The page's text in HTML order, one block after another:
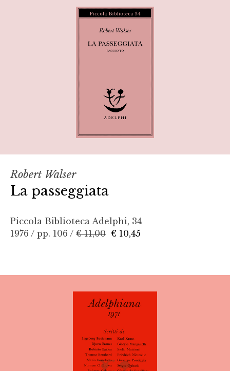
Robert Walser
La passeggiata
Piccola Biblioteca Adelphi, 34
1976 / pp. 106 / € 11,00 € 10,45